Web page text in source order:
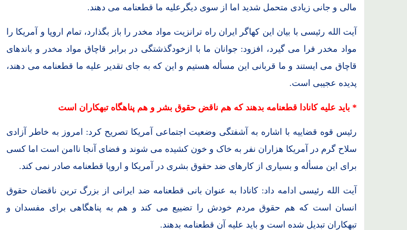
مالی و جانی زیادی متحمل شدید اما از سوی دیگرعلیه ما قطعنامه می دهند.
آیت الله رئیسی با بیان این کهاگر ایران راه ترانزیت مواد مخدر را باز بگذارد، تمام اروپا و آمریکا را
مواد مخدر فرا می گیرد، افزود: جوانان ما با ازخودگذشتگی در برابر قاچاق مواد مخدر و باندهای
قاچاق می ایستند و ما قربانی این مسأله هستیم و این که به جای تقدیر علیه ما قطعنامه می دهند،
پدیده عجیبی است.
* باید علیه کانادا قطعنامه بدهند که هم ناقض حقوق بشر و هم پناهگاه تبهکاران است
رئیس قوه قضاییه با اشاره به آشفتگی وضعیت اجتماعی آمریکا تصریح کرد: امروز به خاطر آزادی
سلاح گرم در آمریکا هزاران نفر به خاک و خون کشیده می شوند و فضای آنجا ناامن است اما کسی
برای این مسأله و بسیاری از کارهای ضد حقوق بشری در آمریکا و اروپا قطعنامه صادر نمی کند.
آیت الله رئیسی ادامه داد: کانادا به عنوان بانی قطعنامه ضد ایرانی از بزرگ ترین ناقضان حقوق
انسان است که هم حقوق مردم خودش را تضییع می کند و هم به پناهگاهی برای مفسدان و
تبهکاران تبدیل شده است و باید علیه آن قطعنامه بدهند.